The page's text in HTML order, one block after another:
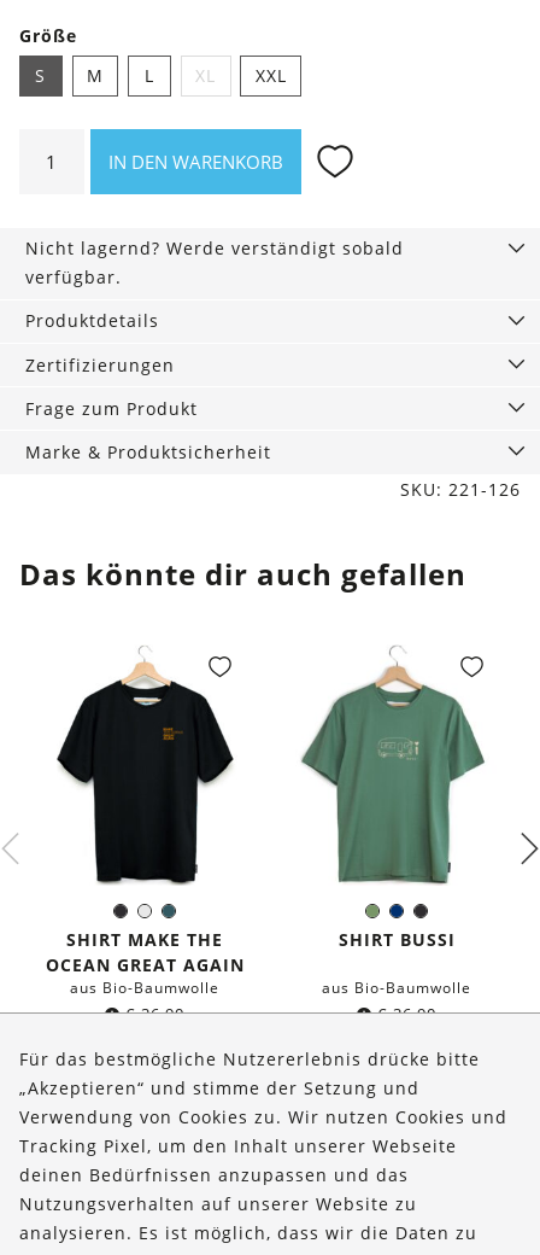
Größe
S
M L XL XXL
Denim-
wash
Menge
IN DEN WARENKORB
Nicht lagernd? Werde verständigt sobald
verfügbar.
Produktdetails
Zertifizierungen
Frage zum Produkt
Marke & Produktsicherheit
SKU: 221-126
Das könnte dir auch gefallen
Schwarz
WeißDunkles
Petrol
Farbe:
SHIRT MAKE THE
OCEAN GREAT AGAIN
aus Bio-Baumwolle
€36,90
Olivgrün
Dunkelblau
Schwarz
Farbe:
SHIRT BUSSI
aus Bio-Baumwolle
€36,90
Über uns
Bestellungen
Kontakt & Hilfe
Für das bestmögliche Nutzererlebnis drücke bitte
„Akzeptieren“ und stimme der Setzung und
Verwendung von Cookies zu. Wir nutzen Cookies und
Tracking Pixel, um den Inhalt unserer Webseite
deinen Bedürfnissen anzupassen und das
Nutzungsverhalten auf unserer Website zu
analysieren. Es ist möglich, dass wir die Daten zu